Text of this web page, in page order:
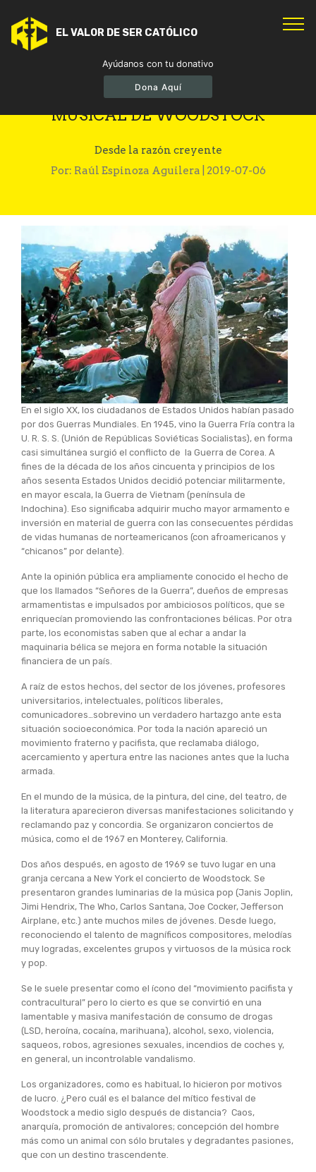
EL VALOR DE SER CATÓLICO
Ayúdanos con tu donativo
Dona Aquí
A 50 AÑOS DEL CONCIERTO
MUSICAL DE WOODSTOCK
Desde la razón creyente
Por: Raúl Espinoza Aguilera | 2019-07-06
En el siglo XX, los ciudadanos de Estados Unidos habían pasado
por dos Guerras Mundiales. En 1945, vino la Guerra Fría contra la
U. R. S. S. (Unión de Repúblicas Soviéticas Socialistas), en forma
casi simultánea surgió el conflicto de la Guerra de Corea. A
fines de la década de los años cincuenta y principios de los
años sesenta Estados Unidos decidió potenciar militarmente,
en mayor escala, la Guerra de Vietnam (península de
Indochina). Eso significaba adquirir mucho mayor armamento e
inversión en material de guerra con las consecuentes pérdidas
de vidas humanas de norteamericanos (con afroamericanos y
“chicanos” por delante).
Ante la opinión pública era ampliamente conocido el hecho de
que los llamados “Señores de la Guerra”, dueños de empresas
armamentistas e impulsados por ambiciosos políticos, que se
enriquecían promoviendo las confrontaciones bélicas. Por otra
parte, los economistas saben que al echar a andar la
maquinaria bélica se mejora en forma notable la situación
financiera de un país.
A raíz de estos hechos, del sector de los jóvenes, profesores
universitarios, intelectuales, políticos liberales,
comunicadores…sobrevino un verdadero hartazgo ante esta
situación socioeconómica. Por toda la nación apareció un
movimiento fraterno y pacifista, que reclamaba diálogo,
acercamiento y apertura entre las naciones antes que la lucha
armada.
En el mundo de la música, de la pintura, del cine, del teatro, de
la literatura aparecieron diversas manifestaciones solicitando y
reclamando paz y concordia. Se organizaron conciertos de
música, como el de 1967 en Monterey, California.
Dos años después, en agosto de 1969 se tuvo lugar en una
granja cercana a New York el concierto de Woodstock. Se
presentaron grandes luminarias de la música pop (Janis Joplin,
Jimi Hendrix, The Who, Carlos Santana, Joe Cocker, Jefferson
Airplane, etc.) ante muchos miles de jóvenes. Desde luego,
reconociendo el talento de magníficos compositores, melodías
muy logradas, excelentes grupos y virtuosos de la música rock
y pop.
Se le suele presentar como el ícono del “movimiento pacifista y
contracultural” pero lo cierto es que se convirtió en una
lamentable y masiva manifestación de consumo de drogas
(LSD, heroína, cocaína, marihuana), alcohol, sexo, violencia,
saqueos, robos, agresiones sexuales, incendios de coches y,
en general, un incontrolable vandalismo.
Los organizadores, como es habitual, lo hicieron por motivos
de lucro. ¿Pero cuál es el balance del mítico festival de
Woodstock a medio siglo después de distancia? Caos,
anarquía, promoción de antivalores; concepción del hombre
más como un animal con sólo brutales y degradantes pasiones,
que con un destino trascendente.